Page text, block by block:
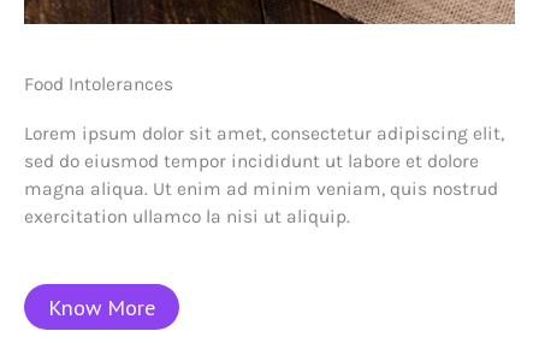
Food Intolerances
Lorem ipsum dolor sit amet, consectetur adipiscing elit,
sed do eiusmod tempor incididunt ut labore et dolore
magna aliqua. Ut enim ad minim veniam, quis nostrud
exercitation ullamco la nisi ut aliquip.
Know More